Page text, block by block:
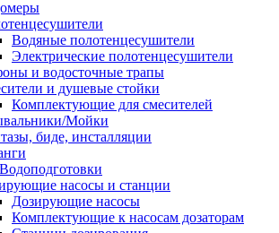
Водяные полотенцесушители
Электрические полотенцесушители
и водосточные трапы
и душевые стойки
Комплектующие для смесителей
Мойки
биде, инсталляции
насосы и станции
Дозирующие насосы
Комплектующие к насосам дозаторам